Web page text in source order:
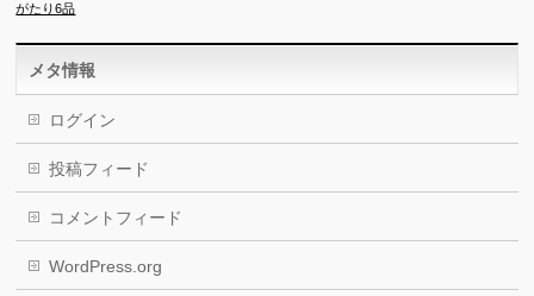
がたり6品
メタ情報
ログイン
投稿フィード
コメントフィード
WordPress.org